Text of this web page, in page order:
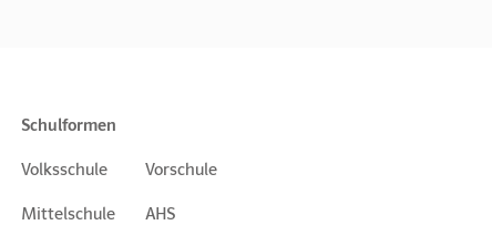
Schulformen
Volksschule Vorschule
Mittelschule AHS